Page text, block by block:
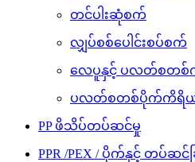
တင်ပါးဆုံစက်
လျှပ်စစ်ပေါင်းစပ်စက်
လေပူနှင့် ပလတ်စတစ်ဂ
ပလတ်စတစ်ပိုက်ကိရိယာ
PP ဖိသိပ်တပ်ဆင်မှု
PPR /PEX / ပိုက်နှင့် တပ်ဆင်ခ